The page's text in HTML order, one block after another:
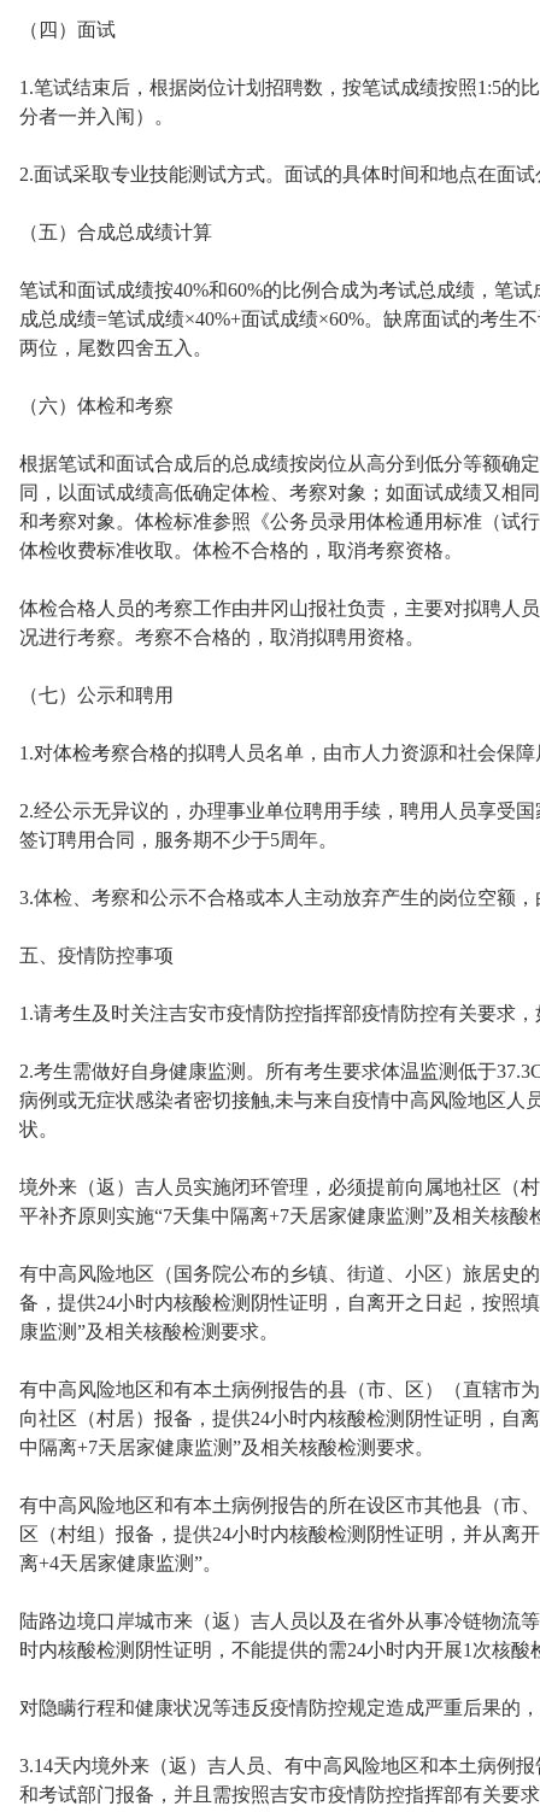
（四）面试
1.笔试结束后，根据岗位计划招聘数，按笔试成绩按照1:5的
分者一并入闱）。
2.面试采取专业技能测试方式。面试的具体时间和地点在面
（五）合成总成绩计算
笔试和面试成绩按40%和60%的比例合成为考试总成绩，笔
成总成绩=笔试成绩×40%+面试成绩×60%。缺席面试的考生
两位，尾数四舍五入。
（六）体检和考察
根据笔试和面试合成后的总成绩按岗位从高分到低分等额确
同，以面试成绩高低确定体检、考察对象；如面试成绩又相
和考察对象。体检标准参照《公务员录用体检通用标准（试
体检收费标准收取。体检不合格的，取消考察资格。
体检合格人员的考察工作由井冈山报社负责，主要对拟聘人
况进行考察。考察不合格的，取消拟聘用资格。
（七）公示和聘用
1.对体检考察合格的拟聘人员名单，由市人力资源和社会保
2.经公示无异议的，办理事业单位聘用手续，聘用人员享受
签订聘用合同，服务期不少于5周年。
3.体检、考察和公示不合格或本人主动放弃产生的岗位空额
五、疫情防控事项
1.请考生及时关注吉安市疫情防控指挥部疫情防控有关要求
2.考生需做好自身健康监测。所有考生要求体温监测低于
病例或无症状感染者密切接触,未与来自疫情中高风险地区人
状。
境外来（返）吉人员实施闭环管理，必须提前向属地社区（
平补齐原则实施“7天集中隔离+7天居家健康监测”及相关核酸
有中高风险地区（国务院公布的乡镇、街道、小区）旅居史
备，提供24小时内核酸检测阴性证明，自离开之日起，按照
康监测”及相关核酸检测要求。
有中高风险地区和有本土病例报告的县（市、区）（直辖市
向社区（村居）报备，提供24小时内核酸检测阴性证明，自
中隔离+7天居家健康监测”及相关核酸检测要求。
有中高风险地区和有本土病例报告的所在设区市其他县（市
区（村组）报备，提供24小时内核酸检测阴性证明，并从离
离+4天居家健康监测”。
陆路边境口岸城市来（返）吉人员以及在省外从事冷链物流
时内核酸检测阴性证明，不能提供的需24小时内开展1次核酸
对隐瞒行程和健康状况等违反疫情防控规定造成严重后果的
3.14天内境外来（返）吉人员、有中高风险地区和本土病例
和考试部门报备，并且需按照吉安市疫情防控指挥部有关要